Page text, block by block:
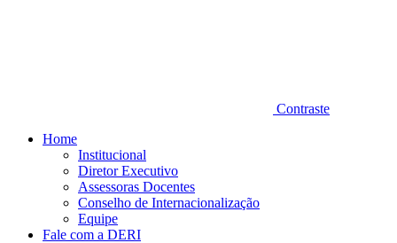
Contraste
Home
Institucional
Diretor Executivo
Assessoras Docentes
Conselho de Internacionalização
Equipe
Fale com a DERI